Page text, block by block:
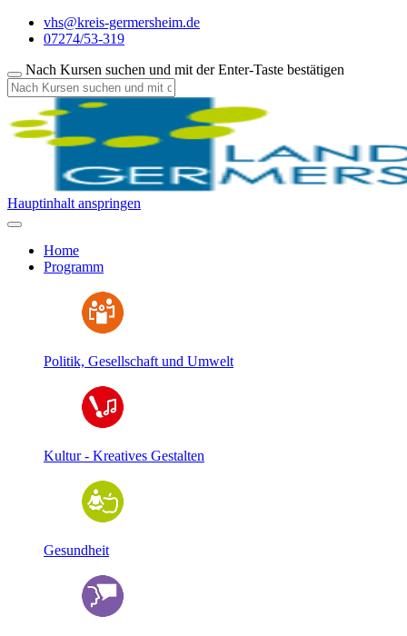
vhs@kreis-germersheim.de
07274/53-319
Nach Kursen suchen und mit der Enter-Taste bestätigen
Hauptinhalt anspringen
Home
Programm
Politik, Gesellschaft und Umwelt
Kultur - Kreatives Gestalten
Gesundheit